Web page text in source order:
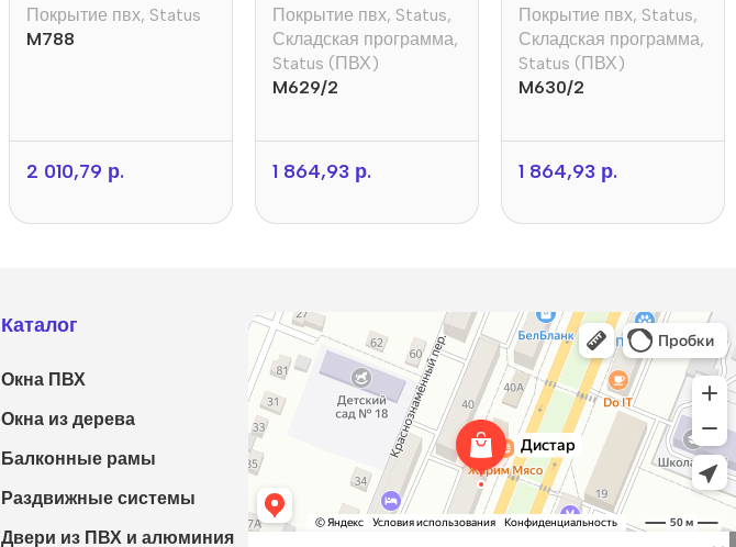
Покрытие пвх, Status
M788
2 010,79 р.
Покрытие пвх, Status,
Складская программа,
Status (ПВХ)
M629/2
1 864,93 р.
Покрытие пвх, Status,
Складская программа,
Status (ПВХ)
M630/2
1 864,93 р.
Каталог
Окна ПВХ
Окна из дерева
Балконные рамы
Раздвижные системы
Двери из ПВХ и алюминия
Дистар
Окна в Борисове
Двери в Борисове